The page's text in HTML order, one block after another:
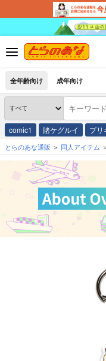
全年齢向け 成年向け
comic1 賭ケグルイ プリ
とらのあな通販 同人アイテム